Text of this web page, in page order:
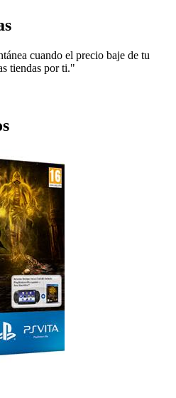
cuando el precio baje de tu
tiendas por ti."